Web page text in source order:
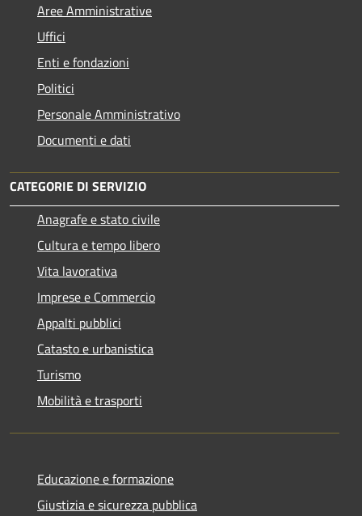
Aree Amministrative
Uffici
Enti e fondazioni
Politici
Personale Amministrativo
Documenti e dati
CATEGORIE DI SERVIZIO
Anagrafe e stato civile
Cultura e tempo libero
Vita lavorativa
Imprese e Commercio
Appalti pubblici
Catasto e urbanistica
Turismo
Mobilità e trasporti
Educazione e formazione
Giustizia e sicurezza pubblica